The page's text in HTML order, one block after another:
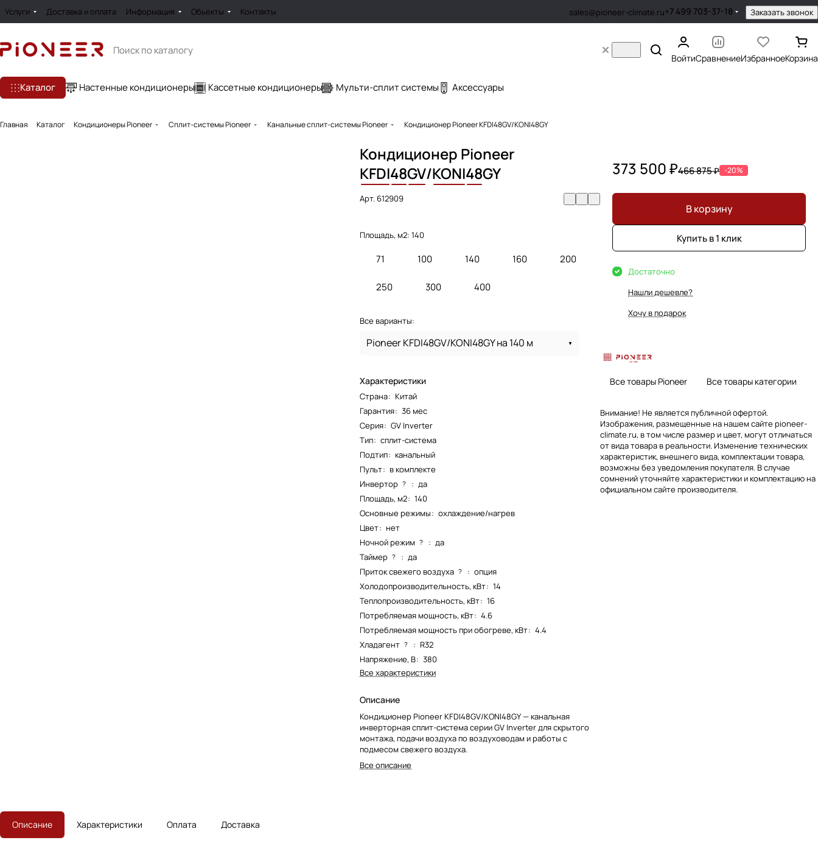
Услуги Доставка и оплата Информация Обьекты Контакты sales@pioneer-climate.ru+7 499 703-37-18 Заказать звонок
ВойтиСравнениеИзбранноеКорзина
Каталог Настенные кондиционеры Кассетные кондиционеры Мульти-сплит системы Аксессуары
Главная Каталог Кондиционеры Pioneer Сплит-системы Pioneer Канальные сплит-системы Pioneer Кондиционер Pioneer KFDI48GV/KONI48GY
Кондиционер Pioneer
KFDI48GV/KONI48GY
Арт.612909
Площадь, м2:140
71 100 140 160 200
250 300 400
Все варианты:
Pioneer KFDI48GV/KONI48GY на 140 м
Характеристики
Страна: Китай
Гарантия: 36 мес
Серия: GV Inverter
Тип: сплит-система
Подтип: канальный
Пульт: в комплекте
Инвертор ? : да
Площадь, м2: 140
Основные режимы: охлаждение/нагрев
Цвет: нет
Ночной режим ? : да
Таймер ? : да
Приток свежего воздуха ? : опция
Холодопроизводительность, кВт: 14
Теплопроизводительность, кВт: 16
Потребляемая мощность, кВт: 4.6
Потребляемая мощность при обогреве, кВт: 4.4
Хладагент ? : R32
Напряжение, В: 380
Все характеристики
Описание
Кондиционер Pioneer KFDI48GV/KONI48GY — канальная
инверторная сплит-система серии GV Inverter для скрытого
монтажа, подачи воздуха по воздуховодам и работы с
подмесом свежего воздуха.
Все описание
373 500 ₽466 875 ₽ -20%
В корзину
Купить в 1 клик
Достаточно
Нашли дешевле?
Хочу в подарок
Все товары Pioneer Все товары категории
Внимание! Не является публичной офертой.
Изображения, размещенные на нашем сайте pioneer-
climate.ru, в том числе размер и цвет, могут отличаться
от вида товара в реальности. Изменение технических
характеристик, внешнего вида, комплектации товара,
возможны без уведомления покупателя. В случае
сомнений уточняйте характеристики и комплектацию на
официальном сайте производителя.
Описание Характеристики Оплата Доставка